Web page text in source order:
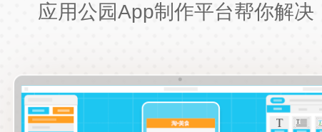
应用公园App制作平台帮你解决